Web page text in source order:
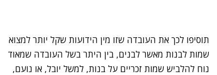
תוסיפו לכך את העובדה שזו מין הידועות שקל יותר למצוא
שמות לבנות מאשר לבנים, בין היתר בשל העובדה שמאוד
נוח להלביש שמות זכריים על בנות, למשל יובל, או נועם,